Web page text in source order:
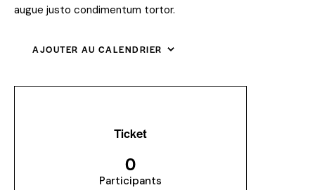
augue justo condimentum tortor.
AJOUTER AU CALENDRIER
Ticket
0
Participants